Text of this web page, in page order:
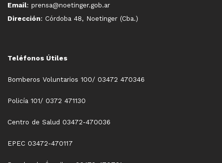
Email: prensa@noetinger.gob.ar
Dirección: Córdoba 48, Noetinger (Cba.)
Teléfonos Útiles
Bomberos Voluntarios 100/ 03472 470346
Policía 101/ 0372 471130
Centro de Salud 03472-470036
EPEC 03472-470117